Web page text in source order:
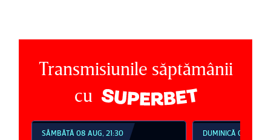
Transmisiunile săptămânii
cu
SÂMBĂTĂ 08 AUG, 21:30 DUMINICĂ 09 AUG,